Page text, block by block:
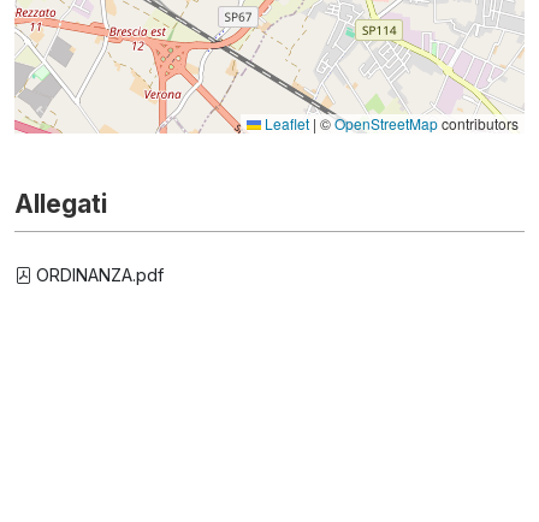
Leaflet | ©OpenStreetMapcontributors
Allegati
ORDINANZA.pdf